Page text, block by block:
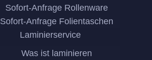
Sofort-Anfrage Rollenware
Sofort-Anfrage Folientaschen
Laminierservice
Was ist laminieren